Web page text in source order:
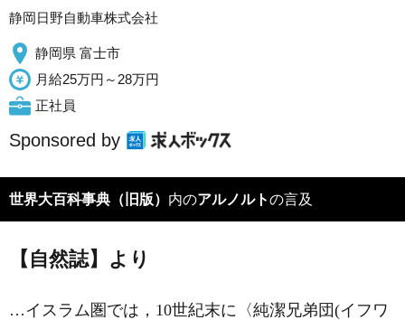
静岡日野自動車株式会社
静岡県 富士市
月給25万円～28万円
正社員
Sponsored by
世界大百科事典（旧版） 内のアルノルトの言及
【自然誌】より
…イスラム圏では，10世紀末に〈純潔兄弟団(イフワ